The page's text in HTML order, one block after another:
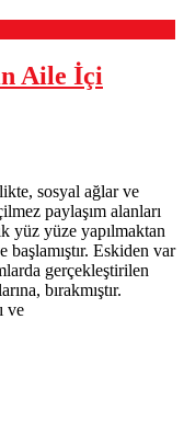
Aile İçi
sosyal ağlar ve
paylaşım alanları
yüz yüze yapılmaktan
Eskiden var
gerçekleştirilen
bırakmıştır.
ve